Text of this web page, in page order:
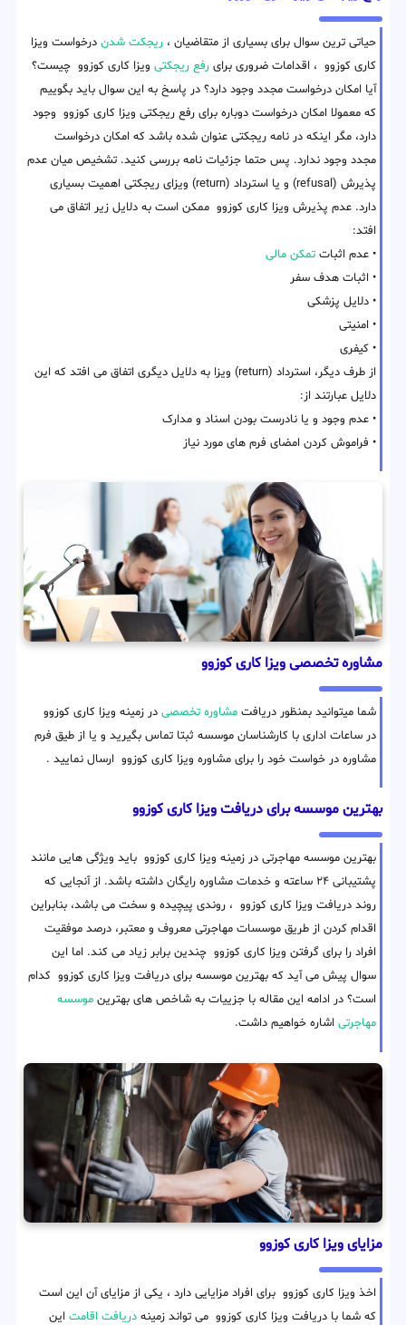
حیاتی ترین سوال برای بسیاری از متقاضیان ، ریجکت شدن درخواست ویزا
کاری کوزوو ، اقدامات ضروری برای رفع ریجکتی ویزا کاری کوزوو چیست؟
آیا امکان درخواست مجدد وجود دارد؟ در پاسخ به این سوال باید بگوییم
که معمولا امکان درخواست دوباره برای رفع ریجکتی ویزا کاری کوزوو وجود
دارد، مگر اینکه در نامه ریجکتی عنوان شده باشد که امکان درخواست
مجدد وجود ندارد. پس حتما جزئیات نامه بررسی کنید. تشخیص میان عدم
پذیرش (refusal) و یا استرداد (return) ویزای ریجکتی اهمیت بسیاری
دارد. عدم پذیرش ویزا کاری کوزوو ممکن است به دلایل زیر اتفاق می
افتد:
• عدم اثبات تمکن مالی
• اثبات هدف سفر
• دلایل پزشکی
• امنیتی
• کیفری
از طرف دیگر، استرداد (return) ویزا به دلایل دیگری اتفاق می افتد که این
دلایل عبارتند از:
• عدم وجود و یا نادرست بودن اسناد و مدارک
• فراموش کردن امضای فرم های مورد نیاز
مشاوره تخصصی ویزا کاری کوزوو
شما میتوانید بمنظور دریافت مشاوره تخصصی در زمینه ویزا کاری کوزوو
در ساعات اداری با کارشناسان موسسه ثبتا تماس بگیرید و یا از طیق فرم
مشاوره در خواست خود را برای مشاوره ویزا کاری کوزوو ارسال نمایید .
بهترین موسسه برای دریافت ویزا کاری کوزوو
بهترین موسسه مهاجرتی در زمینه ویزا کاری کوزوو باید ویژگی هایی مانند
پشتیبانی ۲۴ ساعته و خدمات مشاوره رایگان داشته باشد. از آنجایی که
روند دریافت ویزا کاری کوزوو ، روندی پیچیده و سخت می باشد، بنابراین
اقدام کردن از طریق موسسات مهاجرتی معروف و معتبر، درصد موفقیت
افراد را برای گرفتن ویزا کاری کوزوو چندین برابر زیاد می کند. اما این
سوال پیش می آید که بهترین موسسه برای دریافت ویزا کاری کوزوو کدام
است؟ در ادامه این مقاله با جزییات به شاخص های بهترین موسسه
مهاجرتی اشاره خواهیم داشت.
مزایای ویزا کاری کوزوو
اخذ ویزا کاری کوزوو برای افراد مزایایی دارد ، یکی از مزایای آن این است
که شما با دریافت ویزا کاری کوزوو می تواند زمینه دریافت اقامت این